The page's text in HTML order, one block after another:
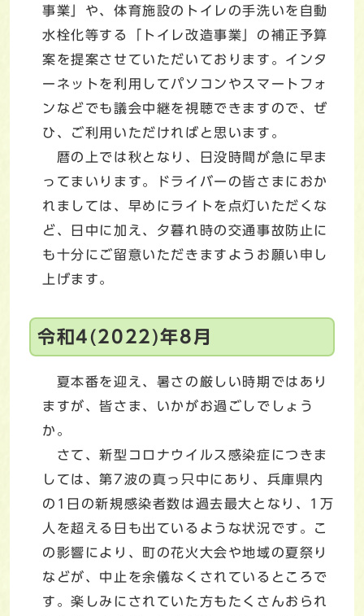
事業」や、体育施設のトイレの手洗いを自動
水栓化等する「トイレ改造事業」の補正予算
案を提案させていただいております。インタ
ーネットを利用してパソコンやスマートフォ
ンなどでも議会中継を視聴できますので、ぜ
ひ、ご利用いただければと思います。
暦の上では秋となり、日没時間が急に早ま
ってまいります。ドライバーの皆さまにおか
れましては、早めにライトを点灯いただくな
ど、日中に加え、夕暮れ時の交通事故防止に
も十分にご留意いただきますようお願い申し
上げます。
令和4(2022)年8月
夏本番を迎え、暑さの厳しい時期ではあり
ますが、皆さま、いかがお過ごしでしょう
か。
さて、新型コロナウイルス感染症につきま
しては、第7波の真っ只中にあり、兵庫県内
の1日の新規感染者数は過去最大となり、1万
人を超える日も出ているような状況です。こ
の影響により、町の花火大会や地域の夏祭り
などが、中止を余儀なくされているところで
す。楽しみにされていた方もたくさんおられ